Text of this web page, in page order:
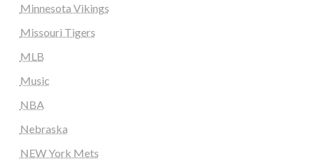
Minnesota Vikings
Missouri Tigers
MLB
Music
NBA
Nebraska
NEW York Mets